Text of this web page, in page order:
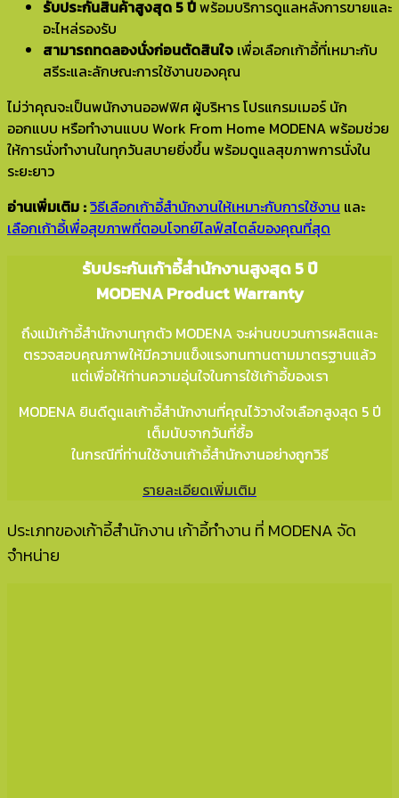
รับประกันสินค้าสูงสุด 5 ปีพร้อมบริการดูแลหลังการขายและ
อะไหล่รองรับ
สามารถทดลองนั่งก่อนตัดสินใจ เพื่อเลือกเก้าอี้ที่เหมาะกับ
สรีระและลักษณะการใช้งานของคุณ
ไม่ว่าคุณจะเป็นพนักงานออฟฟิศ ผู้บริหาร โปรแกรมเมอร์ นัก
ออกแบบ หรือทำงานแบบ Work From Home MODENA พร้อมช่วย
ให้การนั่งทำงานในทุกวันสบายยิ่งขึ้น พร้อมดูแลสุขภาพการนั่งใน
ระยะยาว
อ่านเพิ่มเติม :วิธีเลือกเก้าอี้สำนักงานให้เหมาะกับการใช้งาน และ
เลือกเก้าอี้เพื่อสุขภาพที่ตอบโจทย์ไลฟ์สไตล์ของคุณที่สุด
รับประกันเก้าอี้สำนักงานสูงสุด 5 ปี
MODENA Product Warranty
ถึงแม้เก้าอี้สำนักงานทุกตัว MODENA จะผ่านขบวนการผลิตและ
ตรวจสอบคุณภาพให้มีความแข็งแรงทนทานตามมาตรฐานแล้ว
แต่เพื่อให้ท่านความอุ่นใจในการใช้เก้าอี้ของเรา
MODENA ยินดีดูแลเก้าอี้สำนักงานที่คุณไว้วางใจเลือกสูงสุด 5 ปี
เต็มนับจากวันที่ซื้อ
ในกรณีที่ท่านใช้งานเก้าอี้สำนักงานอย่างถูกวิธี
รายละเอียดเพิ่มเติม
ประเภทของเก้าอี้สำนักงาน เก้าอี้ทำงาน ที่ MODENA จัด
จำหน่าย